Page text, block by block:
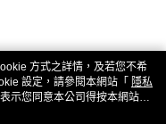
方式之詳情，及若您不希
設定，請參閱本網站「 隱私
示您同意本公司得按本網站使